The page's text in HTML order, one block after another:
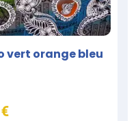
vert orange bleu